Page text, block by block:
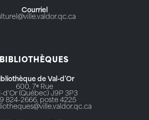
Courriel
BIBLIOTHÈQUES
de Val-d’Or
600, 7ᵉ Rue
d'Or (Québec) J9P 3P3
824-2666, poste 4225